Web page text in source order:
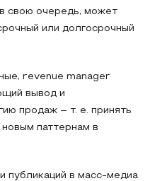
свою очередь, может
или долгосрочный
revenue manager
вывод и
продаж – т. е. принять
паттернам в
публикаций в масс-медиа